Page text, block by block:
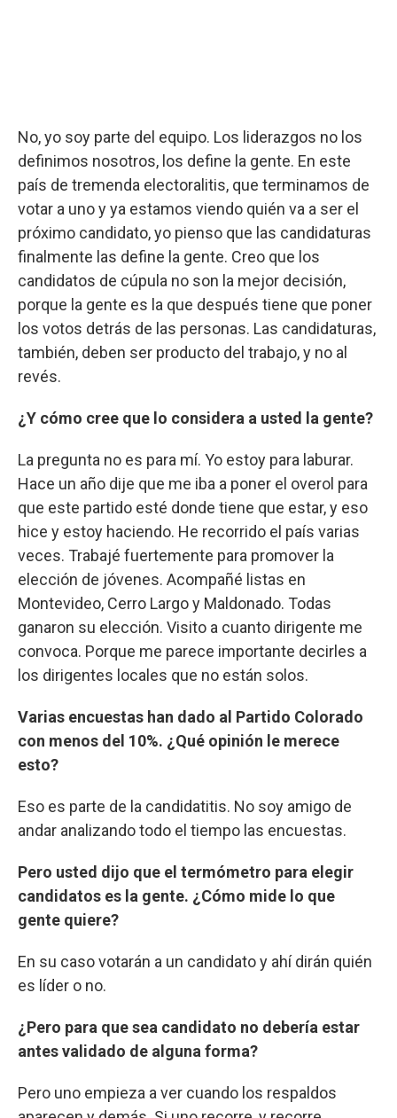
No, yo soy parte del equipo. Los liderazgos no los
definimos nosotros, los define la gente. En este
país de tremenda electoralitis, que terminamos de
votar a uno y ya estamos viendo quién va a ser el
próximo candidato, yo pienso que las candidaturas
finalmente las define la gente. Creo que los
candidatos de cúpula no son la mejor decisión,
porque la gente es la que después tiene que poner
los votos detrás de las personas. Las candidaturas,
también, deben ser producto del trabajo, y no al
revés.
¿Y cómo cree que lo considera a usted la gente?
La pregunta no es para mí. Yo estoy para laburar.
Hace un año dije que me iba a poner el overol para
que este partido esté donde tiene que estar, y eso
hice y estoy haciendo. He recorrido el país varias
veces. Trabajé fuertemente para promover la
elección de jóvenes. Acompañé listas en
Montevideo, Cerro Largo y Maldonado. Todas
ganaron su elección. Visito a cuanto dirigente me
convoca. Porque me parece importante decirles a
los dirigentes locales que no están solos.
Varias encuestas han dado al Partido Colorado
con menos del 10%. ¿Qué opinión le merece
esto?
Eso es parte de la candidatitis. No soy amigo de
andar analizando todo el tiempo las encuestas.
Pero usted dijo que el termómetro para elegir
candidatos es la gente. ¿Cómo mide lo que
gente quiere?
En su caso votarán a un candidato y ahí dirán quién
es líder o no.
¿Pero para que sea candidato no debería estar
antes validado de alguna forma?
Pero uno empieza a ver cuando los respaldos